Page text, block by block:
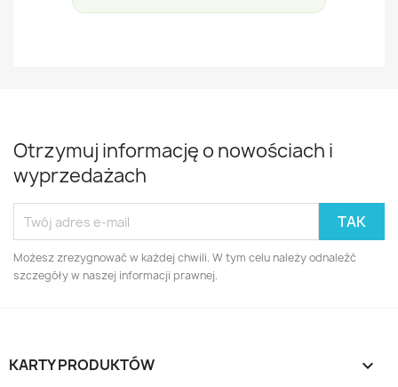
Otrzymuj informację o nowościach i
wyprzedażach
Możesz zrezygnować w każdej chwili. W tym celu należy odnaleźć
szczegóły w naszej informacji prawnej.
KARTY PRODUKTÓW 